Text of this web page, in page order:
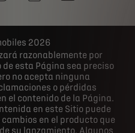
2026
razonablemente por
esta Página sea preciso
no acepta ninguna
o pérdidas
el contenido de la Página.
en este Sitio puede
en el producto que
su lanzamiento. Algunos